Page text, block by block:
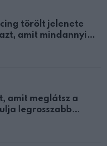
törölt jelenete
amit mindannyian
amit meglátsz a
legrosszabb